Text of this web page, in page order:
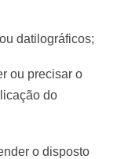
datilográficos;
ou precisar o
do
o disposto